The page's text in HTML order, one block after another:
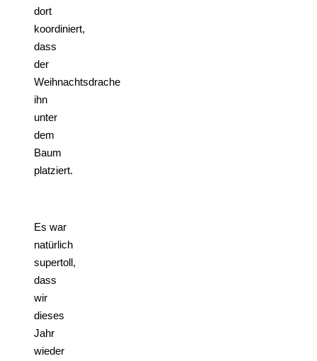
dort
koordiniert,
dass
der
Weihnachtsdrache
ihn
unter
dem
Baum
platziert.
Es war
natürlich
supertoll,
dass
wir
dieses
Jahr
wieder